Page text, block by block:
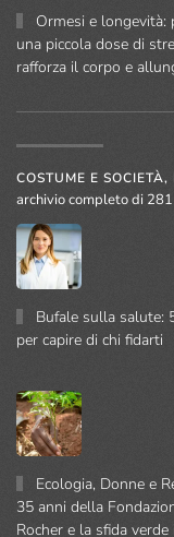
Ormesi e longevità:
una piccola dose di
rafforza il corpo e
COSTUME E SOCIETÀ,
archivio completo di
Bufale sulla salute:
per capire di chi fidarti
Ecologia, Donne e
35 anni della
Rocher e la sfida